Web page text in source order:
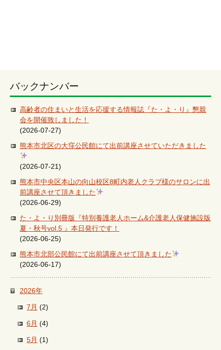
バックナンバー
高齢者の住まいと生活を応援する情報誌『た・よ・り』懇親
会を開催致しました！
(2026-07-27)
熊本市北区の大窪公民館にて出前講座させていただきました
(2026-07-21)
熊本市中央区本山の向山校区8町内老人クラブ様のサロンに出
前講座させて頂きました
(2026-06-29)
た・よ・り別冊版『特別養護老人ホーム&介護老人保健施設版
夏・秋号vol.5 』本日発行です！
(2026-06-25)
熊本市北部公民館にて出前講座させて頂きました
(2026-06-17)
2026年
7月 (2)
6月 (4)
5月 (1)